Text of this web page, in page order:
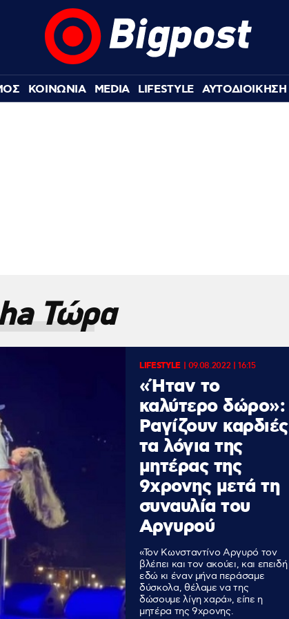
ΚΟΙΝΩΝΙΑ MEDIA LIFESTYLE ΑΥΤΟΔΙΟΙΚΗΣΗ
Τώρα
LIFESTYLE| 09.08.2022 | 16:15
«Ήταν το
καλύτερο δώρο»:
Ραγίζουν καρδιές
τα λόγια της
μητέρας της
9χρονης μετά τη
συναυλία του
Αργυρού
«Τον Κωνσταντίνο Αργυρό τον
βλέπει και τον ακούει, και επειδή
εδώ κι έναν μήνα περάσαμε
δύσκολα, θέλαμε να της
δώσουμε λίγη χαρά», είπε η
μητέρα της 9χρονης.